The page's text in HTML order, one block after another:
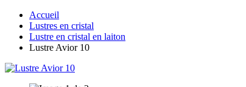
Accueil
Lustres en cristal
Lustre en cristal en laiton
Lustre Avior 10